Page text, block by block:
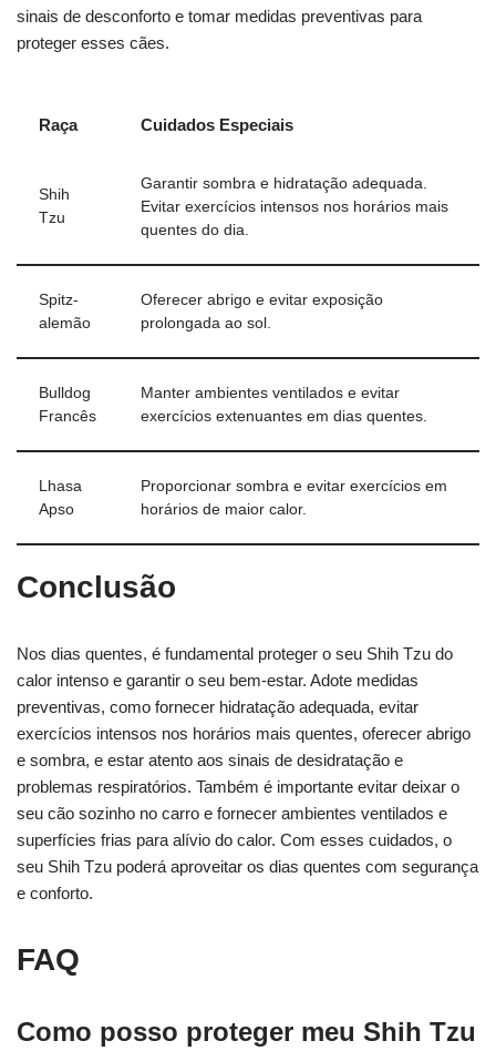
sinais de desconforto e tomar medidas preventivas para
proteger esses cães.
Raça Cuidados Especiais
Shih
Tzu
Garantir sombra e hidratação adequada.
Evitar exercícios intensos nos horários mais
quentes do dia.
Spitz-
alemão
Oferecer abrigo e evitar exposição
prolongada ao sol.
Bulldog
Francês
Manter ambientes ventilados e evitar
exercícios extenuantes em dias quentes.
Lhasa
Apso
Proporcionar sombra e evitar exercícios em
horários de maior calor.
Conclusão
Nos dias quentes, é fundamental proteger o seu Shih Tzu do
calor intenso e garantir o seu bem-estar. Adote medidas
preventivas, como fornecer hidratação adequada, evitar
exercícios intensos nos horários mais quentes, oferecer abrigo
e sombra, e estar atento aos sinais de desidratação e
problemas respiratórios. Também é importante evitar deixar o
seu cão sozinho no carro e fornecer ambientes ventilados e
superfícies frias para alívio do calor. Com esses cuidados, o
seu Shih Tzu poderá aproveitar os dias quentes com segurança
e conforto.
FAQ
Como posso proteger meu Shih Tzu